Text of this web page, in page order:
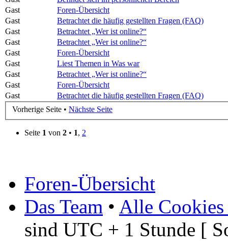
Gast
Foren-Übersicht
Gast
Betrachtet die häufig gestellten Fragen (FAQ)
Gast
Betrachtet „Wer ist online?“
Gast
Betrachtet „Wer ist online?“
Gast
Foren-Übersicht
Gast
Liest Themen in Was war
Gast
Betrachtet „Wer ist online?“
Gast
Foren-Übersicht
Gast
Betrachtet die häufig gestellten Fragen (FAQ)
Vorherige Seite • Nächste Seite
Seite 1 von 2 • 1, 2
Foren-Übersicht
Das Team • Alle Cookies
sind UTC + 1 Stunde [